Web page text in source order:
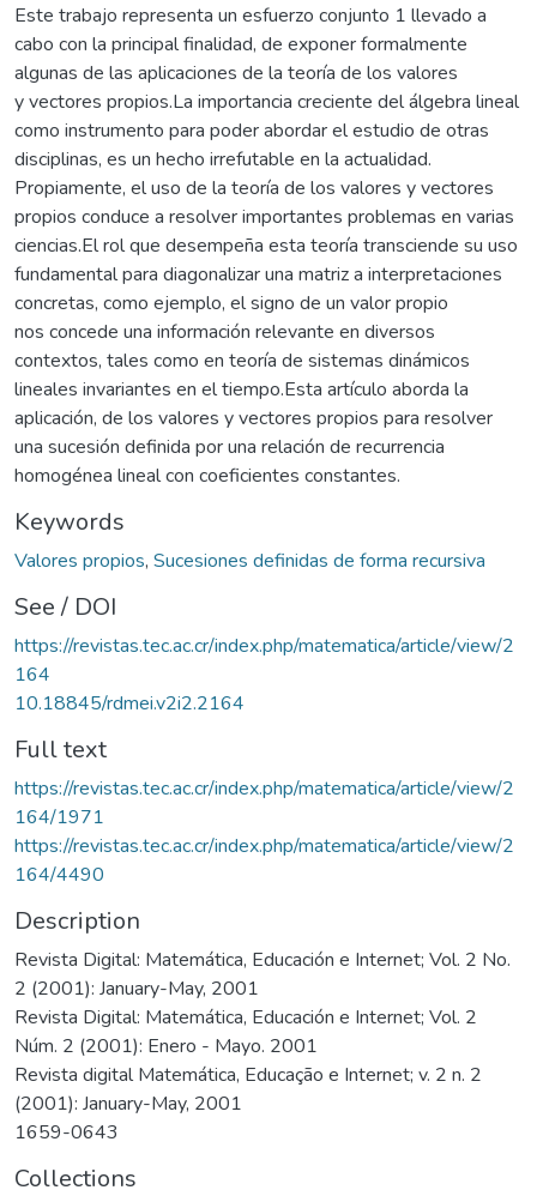
Este trabajo representa un esfuerzo conjunto 1 llevado a
cabo con la principal finalidad, de exponer formalmente
algunas de las aplicaciones de la teoría de los valores
y vectores propios.La importancia creciente del álgebra lineal
como instrumento para poder abordar el estudio de otras
disciplinas, es un hecho irrefutable en la actualidad.
Propiamente, el uso de la teoría de los valores y vectores
propios conduce a resolver importantes problemas en varias
ciencias.El rol que desempeña esta teoría transciende su uso
fundamental para diagonalizar una matriz a interpretaciones
concretas, como ejemplo, el signo de un valor propio
nos concede una información relevante en diversos
contextos, tales como en teoría de sistemas dinámicos
lineales invariantes en el tiempo.Esta artículo aborda la
aplicación, de los valores y vectores propios para resolver
una sucesión definida por una relación de recurrencia
homogénea lineal con coeficientes constantes.
Keywords
Valores propios, Sucesiones definidas de forma recursiva
See / DOI
https://revistas.tec.ac.cr/index.php/matematica/article/view/2
164
10.18845/rdmei.v2i2.2164
Full text
https://revistas.tec.ac.cr/index.php/matematica/article/view/2
164/1971
https://revistas.tec.ac.cr/index.php/matematica/article/view/2
164/4490
Description
Revista Digital: Matemática, Educación e Internet; Vol. 2 No.
2 (2001): January-May, 2001
Revista Digital: Matemática, Educación e Internet; Vol. 2
Núm. 2 (2001): Enero - Mayo. 2001
Revista digital Matemática, Educação e Internet; v. 2 n. 2
(2001): January-May, 2001
1659-0643
Collections